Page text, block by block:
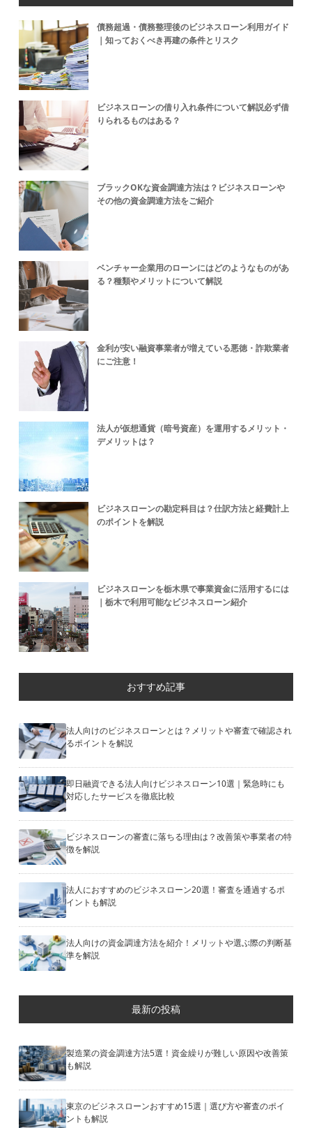
債務超過・債務整理後のビジネスローン利用ガイド
｜知っておくべき再建の条件とリスク
ビジネスローンの借り入れ条件について解説必ず借
りられるものはある？
ブラックOKな資金調達方法は？ビジネスローンや
その他の資金調達方法をご紹介
ベンチャー企業用のローンにはどのようなものがあ
る？種類やメリットについて解説
金利が安い融資事業者が増えている悪徳・詐欺業者
にご注意！
法人が仮想通貨（暗号資産）を運用するメリット・
デメリットは？
ビジネスローンの勘定科目は？仕訳方法と経費計上
のポイントを解説
ビジネスローンを栃木県で事業資金に活用するには
｜栃木で利用可能なビジネスローン紹介
おすすめ記事
法人向けのビジネスローンとは？メリットや審査で確認され
るポイントを解説
即日融資できる法人向けビジネスローン10選｜緊急時にも
対応したサービスを徹底比較
ビジネスローンの審査に落ちる理由は？改善策や事業者の特
徴を解説
法人におすすめのビジネスローン20選！審査を通過するポ
イントも解説
法人向けの資金調達方法を紹介！メリットや選ぶ際の判断基
準を解説
最新の投稿
製造業の資金調達方法5選！資金繰りが難しい原因や改善策
も解説
東京のビジネスローンおすすめ15選｜選び方や審査のポイ
ントも解説